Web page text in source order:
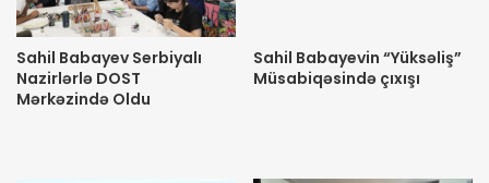
Sahil Babayev Serbiyalı
Nazirlərlə DOST
Mərkəzində Oldu
Sahil Babayevin “Yüksəliş”
Müsabiqəsində çıxışı